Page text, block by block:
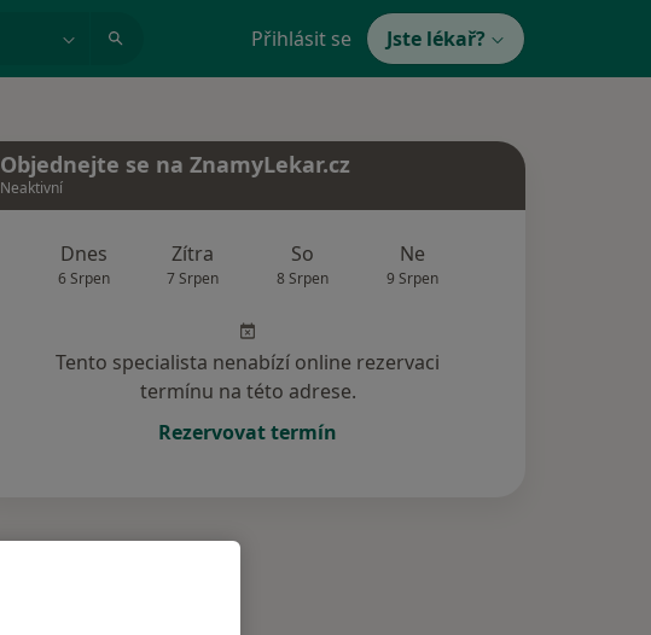
Přihlásit se Jste lékař?
Objednejte se na ZnamyLekar.cz
Neaktivní
Dnes
6 Srpen
Zítra
7 Srpen
So
8 Srpen
Ne
9 Srpen
Tento specialista nenabízí online rezervaci
termínu na této adrese.
Rezervovat termín